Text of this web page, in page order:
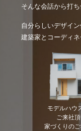
そんな会話から打ち
自分らしいデザイ
建築家とコーディ
モデルハウ
ご来社
家づくりの